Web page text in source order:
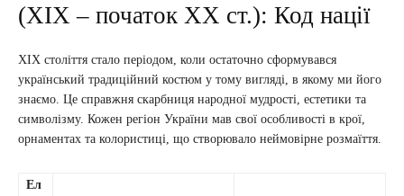
(XIX – початок XX ст.): Код нації
XIX століття стало періодом, коли остаточно сформувався
український традиційний костюм у тому вигляді, в якому ми його
знаємо. Це справжня скарбниця народної мудрості, естетики та
символізму. Кожен регіон України мав свої особливості в крої,
орнаментах та колористиці, що створювало неймовірне розмаїття.
Ел